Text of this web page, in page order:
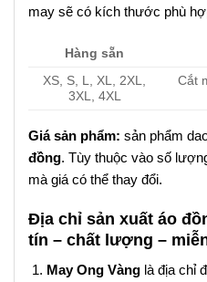
may sẽ có kích thước phù
Hàng sẵn
XS, S, L, XL, 2XL,
3XL, 4XL
Cắt
Giá sản phẩm: sản phẩm
đồng. Tùy thuộc vào số
mà giá có thể thay đổi.
Địa chỉ sản xuất áo
tín – chất lượng –
May Ong Vànglà địa chỉ